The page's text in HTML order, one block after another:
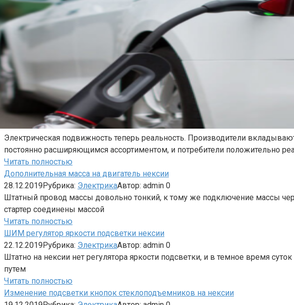
Электрическая подвижность теперь реальность. Производители
постоянно расширяющимся ассортиментом, и потребители положительно
Читать полностью
Дополнительная масса на двигатель нексии
28.12.2019Рубрика: ЭлектрикаАвтор: admin 0
Штатный провод массы довольно тонкий, к тому же подключение массы
стартер соединены массой
Читать полностью
ШИМ регулятор яркости подсветки нексии
22.12.2019Рубрика: ЭлектрикаАвтор: admin 0
Штатно на нексии нет регулятора яркости подсветки, и в темное время
путем
Читать полностью
Изменение подсветки кнопок стеклоподъемников на нексии